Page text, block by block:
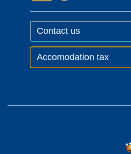
Contact us
Accomodation tax